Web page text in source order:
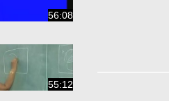
56:08
55:12